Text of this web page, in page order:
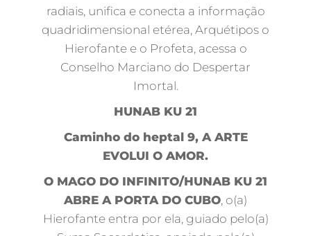
radiais, unifica e conecta a informação
quadridimensional etérea, Arquétipos o
Hierofante e o Profeta, acessa o
Conselho Marciano do Despertar
Imortal.
HUNAB KU 21
Caminho do heptal 9, A ARTE
EVOLUI O AMOR.
O MAGO DO INFINITO/HUNAB KU 21
ABRE A PORTA DO CUBO, o(a)
Hierofante entra por ela, guiado pelo(a)